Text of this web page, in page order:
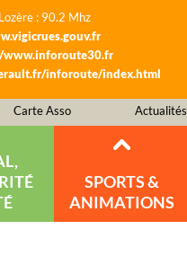
: 90.2 Mhz
inforoute/index.html
Carte Asso Actualités
SPORTS &
ANIMATIONS